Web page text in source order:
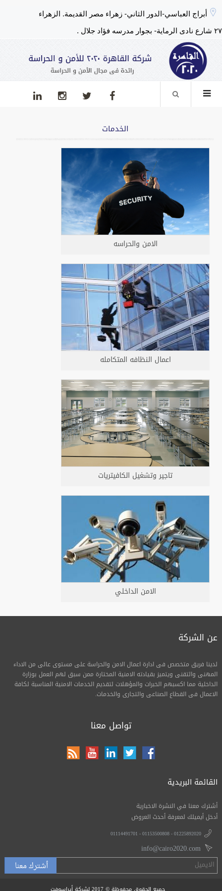
أبراج العباسي-الدور الثاني- زهراء مصر القديمة. الزهراء
٢٧ شارع نادى الرماية- بجوار مدرسه فؤاد جلال .
الخدمات
الامن والحراسه
اعمال النظافه المتكامله
تاجير وتشغيل الكافيتريات
الامن الداخلي
عن الشركة
لدينا فريق متخصص فى ادارة اعمال الامن والحراسة على مستوى عالى من الاداء
المهنى والتقنى ويتميز بقيادته الامنية المختارة ممن سبق لهم العمل بوزارة
الداخلية مما اكسبهم الخبرات والمؤهلات لتقديم الخدمات الامنية المناسبة لكافة
الاعمال فى القطاع الصناعى والتجارى والخدمات.
تواصل معنا
القائمة البريدية
أشترك معنا في النشرة الاخبارية
أدخل أيميلك لمعرفة أحدث العروض
01114491701 - 01153500808 - 01225892020
info@cairo2020.com